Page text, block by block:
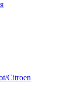
Citroen